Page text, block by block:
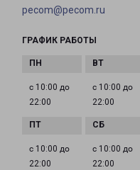
pecom@pecom.ru
ГРАФИК РАБОТЫ
с 10:00 до
22:00
с 10:00 до
22:00
с 10:00 до
22:00
с 10:00 до
22:00